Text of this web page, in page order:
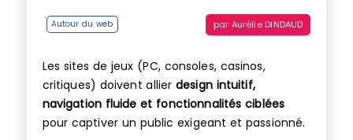
Autour du web par Aurélie DINDAUD
Les sites de jeux (PC, consoles, casinos,
critiques) doivent allier design intuitif,
navigation fluide et fonctionnalités ciblées
pour captiver un public exigeant et passionné.